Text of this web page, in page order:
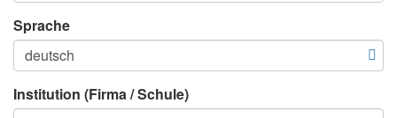
Sprache
Institution (Firma / Schule)